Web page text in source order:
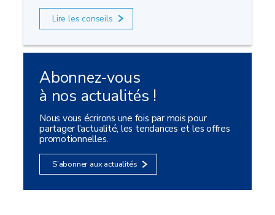
Lire les conseils
Abonnez-vous
à nos actualités !
Nous vous écrirons une fois par mois pour
partager l’actualité, les tendances et les offres
promotionnelles.
S’abonner aux actualités